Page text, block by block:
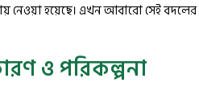
নেওয়া হয়েছে। এখন আবারো সেই বদলের
ও পরিকল্পনা